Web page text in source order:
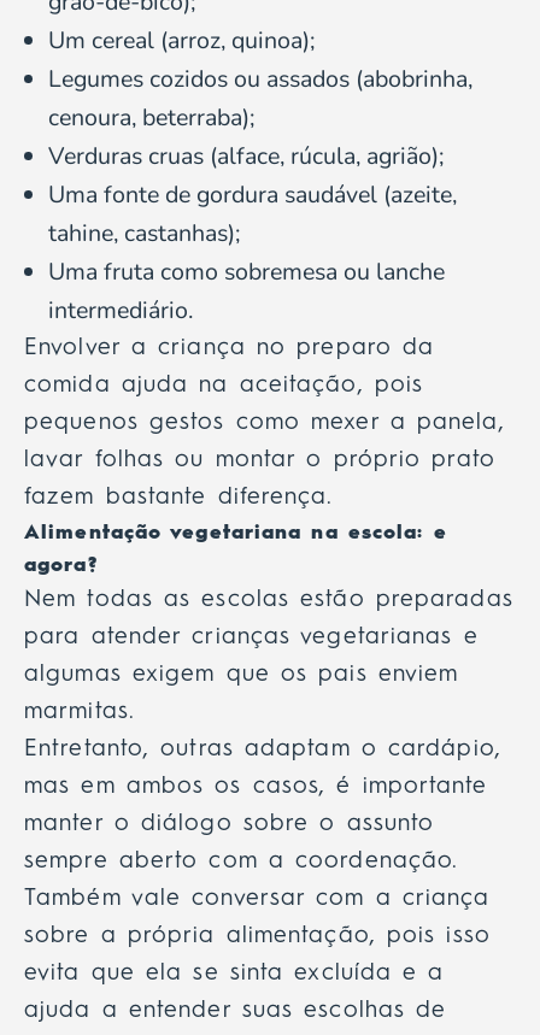
Um cereal (arroz, quinoa);
Legumes cozidos ou assados (abobrinha,
cenoura, beterraba);
Verduras cruas (alface, rúcula, agrião);
Uma fonte de gordura saudável (azeite,
tahine, castanhas);
Uma fruta como sobremesa ou lanche
intermediário.
Envolver a criança no preparo da
comida ajuda na aceitação, pois
pequenos gestos como mexer a panela,
lavar folhas ou montar o próprio prato
fazem bastante diferença.
Alimentação vegetariana na escola: e
agora?
Nem todas as escolas estão preparadas
para atender crianças vegetarianas e
algumas exigem que os pais enviem
marmitas.
Entretanto, outras adaptam o cardápio,
mas em ambos os casos, é importante
manter o diálogo sobre o assunto
sempre aberto com a coordenação.
Também vale conversar com a criança
sobre a própria alimentação, pois isso
evita que ela se sinta excluída e a
ajuda a entender suas escolhas de